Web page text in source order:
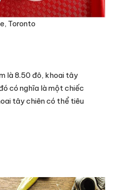
Toronto
là 8.50 đô, khoai tây
có nghĩa là một chiếc
tây chiên có thể tiêu